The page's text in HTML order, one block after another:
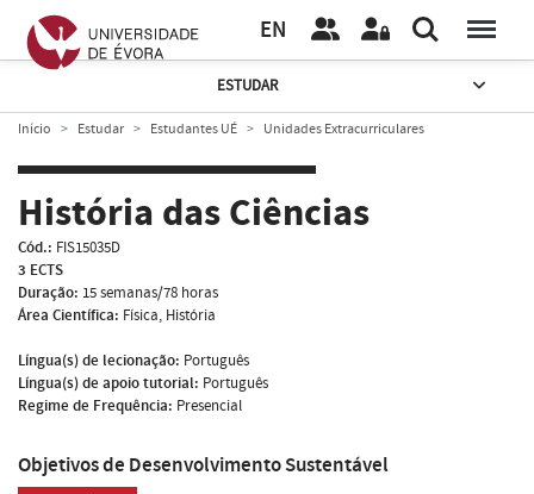
EN
ESTUDAR
Início Estudar Estudantes UÉ Unidades Extracurriculares
História das Ciências
Cód.: FIS15035D
3 ECTS
Duração: 15 semanas/78 horas
Área Científica: Física, História
Língua(s) de lecionação: Português
Língua(s) de apoio tutorial: Português
Regime de Frequência: Presencial
Objetivos de Desenvolvimento Sustentável